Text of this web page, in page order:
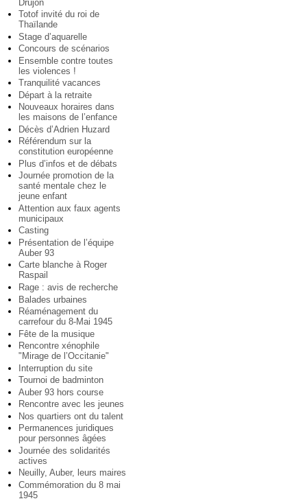
Drujon
Totof invité du roi de
Thaïlande
Stage d’aquarelle
Concours de scénarios
Ensemble contre toutes
les violences !
Tranquilité vacances
Départ à la retraite
Nouveaux horaires dans
les maisons de l’enfance
Décès d’Adrien Huzard
Référendum sur la
constitution européenne
Plus d’infos et de débats
Journée promotion de la
santé mentale chez le
jeune enfant
Attention aux faux agents
municipaux
Casting
Présentation de l’équipe
Auber 93
Carte blanche à Roger
Raspail
Rage : avis de recherche
Balades urbaines
Réaménagement du
carrefour du 8-Mai 1945
Fête de la musique
Rencontre xénophile
"Mirage de l’Occitanie"
Interruption du site
Tournoi de badminton
Auber 93 hors course
Rencontre avec les jeunes
Nos quartiers ont du talent
Permanences juridiques
pour personnes âgées
Journée des solidarités
actives
Neuilly, Auber, leurs maires
Commémoration du 8 mai
1945